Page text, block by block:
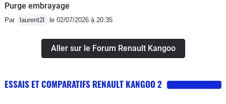
Purge embrayage
Par laurent2l le 02/07/2026 à 20:35
Aller sur le Forum Renault Kangoo
ESSAIS ET COMPARATIFS RENAULT KANGOO 2